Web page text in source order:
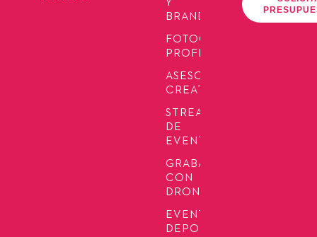
Y
BRANDING
FOTOGRAFÍA
PROFESIONAL
ASESORÍA
CREATIVA
STREAMING
DE
EVENTOS
GRABACIÓN
CON
DRONES
EVENTOS
DEPORTIVOS